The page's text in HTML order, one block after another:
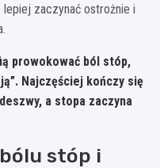
zaczynać ostrożnie i
prowokować ból stóp,
Najczęściej kończy się
a stopa zaczyna
stóp i